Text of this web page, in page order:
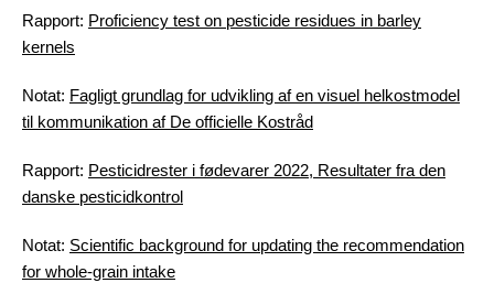
Rapport: Proficiency test on pesticide residues in barley
kernels
Notat: Fagligt grundlag for udvikling af en visuel helkostmodel
til kommunikation af De officielle Kostråd
Rapport: Pesticidrester i fødevarer 2022, Resultater fra den
danske pesticidkontrol
Notat: Scientific background for updating the recommendation
for whole-grain intake